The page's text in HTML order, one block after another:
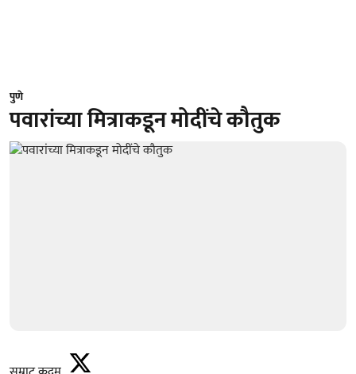
पुणे
पवारांच्या मित्राकडून मोदींचे कौतुक